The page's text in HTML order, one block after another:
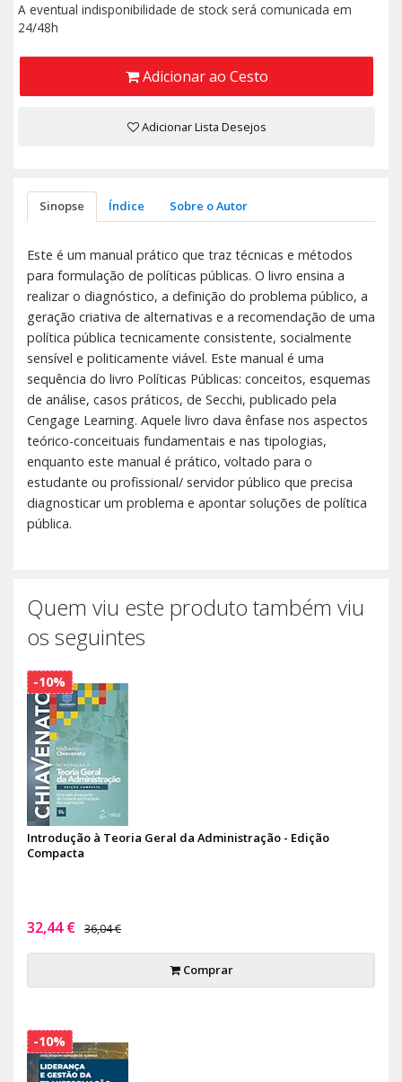
A eventual indisponibilidade de stock será comunicada em
24/48h
Adicionar ao Cesto
Adicionar Lista Desejos
Sinopse Índice Sobre o Autor
Este é um manual prático que traz técnicas e métodos
para formulação de políticas públicas. O livro ensina a
realizar o diagnóstico, a definição do problema público, a
geração criativa de alternativas e a recomendação de uma
política pública tecnicamente consistente, socialmente
sensível e politicamente viável. Este manual é uma
sequência do livro Políticas Públicas: conceitos, esquemas
de análise, casos práticos, de Secchi, publicado pela
Cengage Learning. Aquele livro dava ênfase nos aspectos
teórico-conceituais fundamentais e nas tipologias,
enquanto este manual é prático, voltado para o
estudante ou profissional/ servidor público que precisa
diagnosticar um problema e apontar soluções de política
pública.
Quem viu este produto também viu
os seguintes
Introdução à Teoria Geral da Administração - Edição
Compacta
32,44 € 36,04 €
Comprar
-10%
-10%